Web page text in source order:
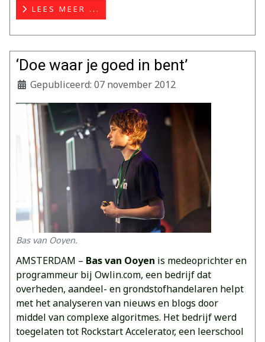
LEES MEER ...
‘Doe waar je goed in bent’
Gepubliceerd: 07 november 2012
Bas van Ooyen.
AMSTERDAM – Bas van Ooyen is medeoprichter en
programmeur bij Owlin.com, een bedrijf dat
overheden, aandeel- en grondstofhandelaren helpt
met het analyseren van nieuws en blogs door
middel van complexe algoritmes. Het bedrijf werd
toegelaten tot Rockstart Accelerator, een leerschool